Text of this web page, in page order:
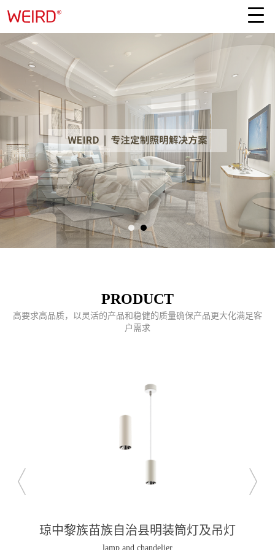
PRODUCT
高要求高品质，以灵活的产品和稳健的质量确保产品更大化满足客
户需求
琼中黎族苗族自治县明装筒灯及吊灯
lamp and chandelier